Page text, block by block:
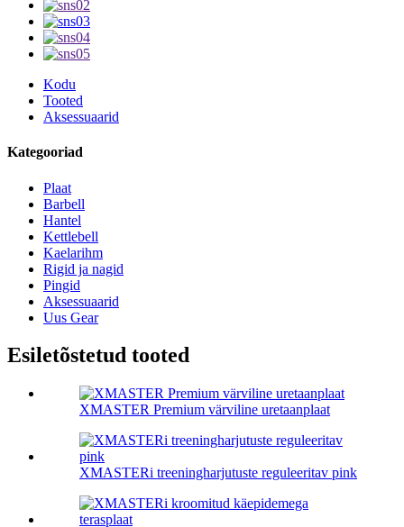
Kodu
Tooted
Aksessuaarid
Kategooriad
Plaat
Barbell
Hantel
Kettlebell
Kaelarihm
Rigid ja nagid
Pingid
Aksessuaarid
Uus Gear
Esiletõstetud tooted
XMASTER Premium värviline uretaanplaat
XMASTERi treeningharjutuste reguleeritav pink